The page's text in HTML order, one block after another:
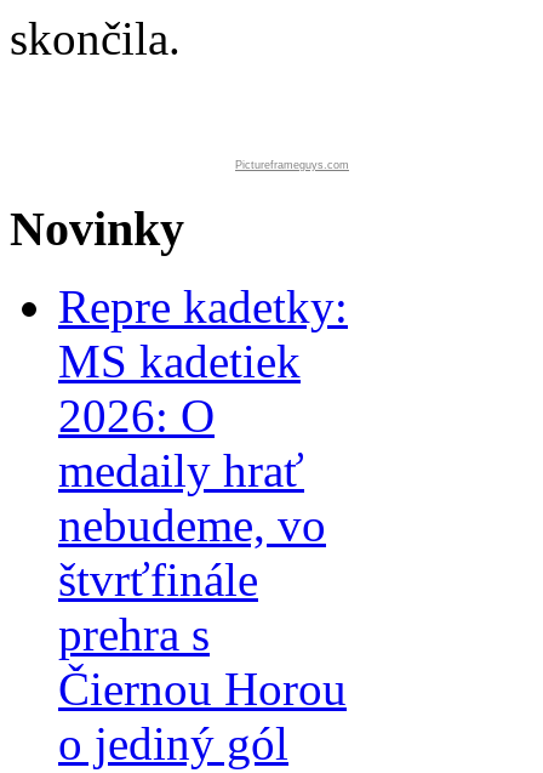
skončila.
Pictureframeguys.com
Novinky
Repre kadetky:
MS kadetiek
2026: O
medaily hrať
nebudeme, vo
štvrťfinále
prehra s
Čiernou Horou
o jediný gól